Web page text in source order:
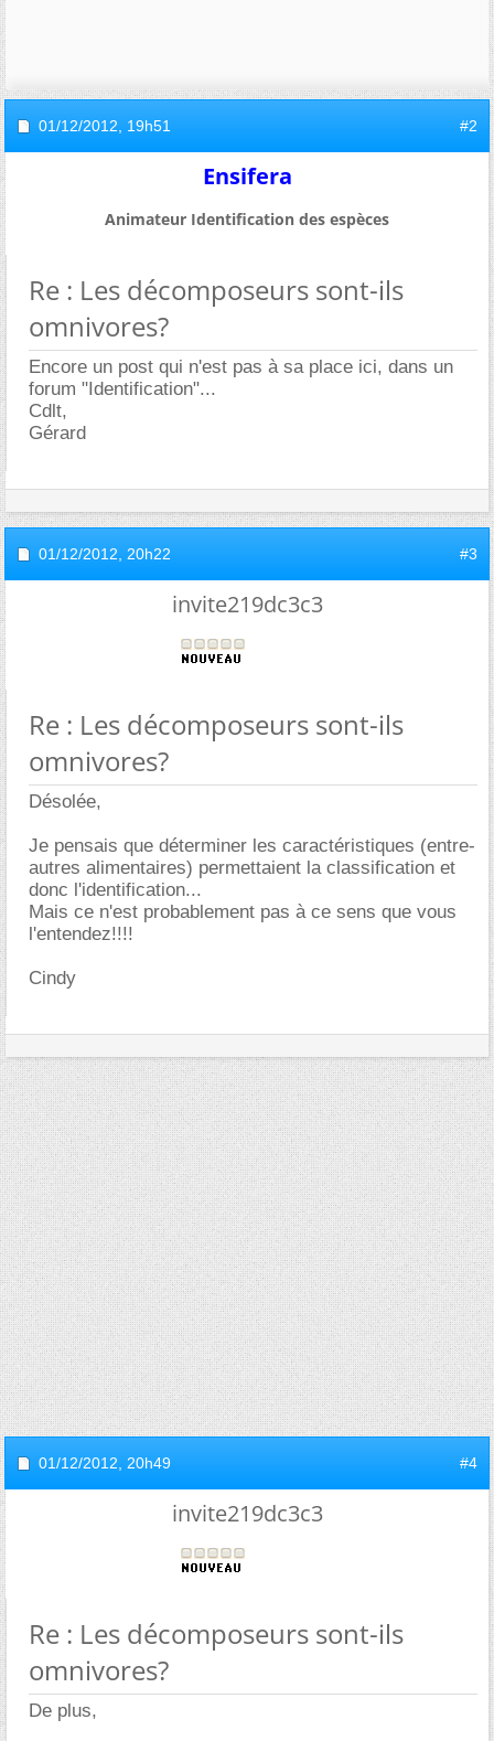
01/12/2012, 19h51 #2
Ensifera
Animateur Identification des espèces
Re : Les décomposeurs sont-ils
omnivores?
Encore un post qui n'est pas à sa place ici, dans un
forum "Identification"...
Cdlt,
Gérard
01/12/2012, 20h22 #3
invite219dc3c3
Re : Les décomposeurs sont-ils
omnivores?
Désolée,
Je pensais que déterminer les caractéristiques (entre-
autres alimentaires) permettaient la classification et
donc l'identification...
Mais ce n'est probablement pas à ce sens que vous
l'entendez!!!!
Cindy
01/12/2012, 20h49 #4
invite219dc3c3
Re : Les décomposeurs sont-ils
omnivores?
De plus,